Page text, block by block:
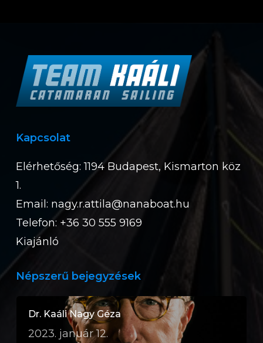
Kapcsolat
Elérhetőség: 1194 Budapest, Kismarton köz
1.
Email: nagy.r.attila@nanaboat.hu
Telefon: +36 30 555 9169
Kiajánló
Népszerű bejegyzések
Dr. Kaáli Nagy Géza
2023. január 12.